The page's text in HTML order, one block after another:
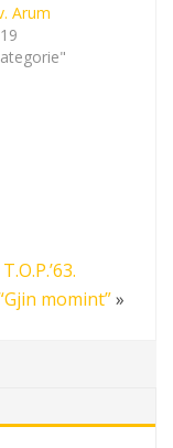
Arum
momint”»